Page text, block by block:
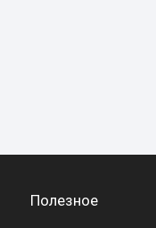
Полезное